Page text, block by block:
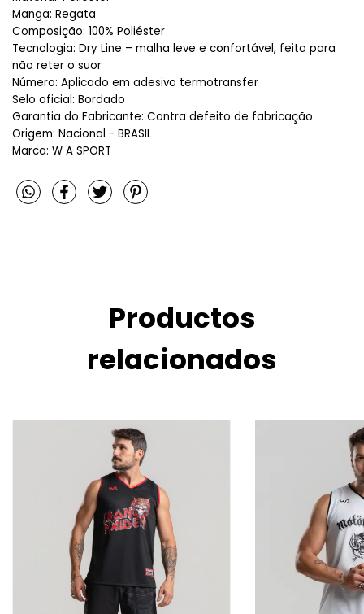
Manga: Regata
Composição: 100% Poliéster
Tecnologia: Dry Line – malha leve e confortável, feita para
não reter o suor
Número: Aplicado em adesivo termotransfer
Selo oficial: Bordado
Garantia do Fabricante: Contra defeito de fabricação
Origem: Nacional - BRASIL
Marca: W A SPORT
Productos
relacionados